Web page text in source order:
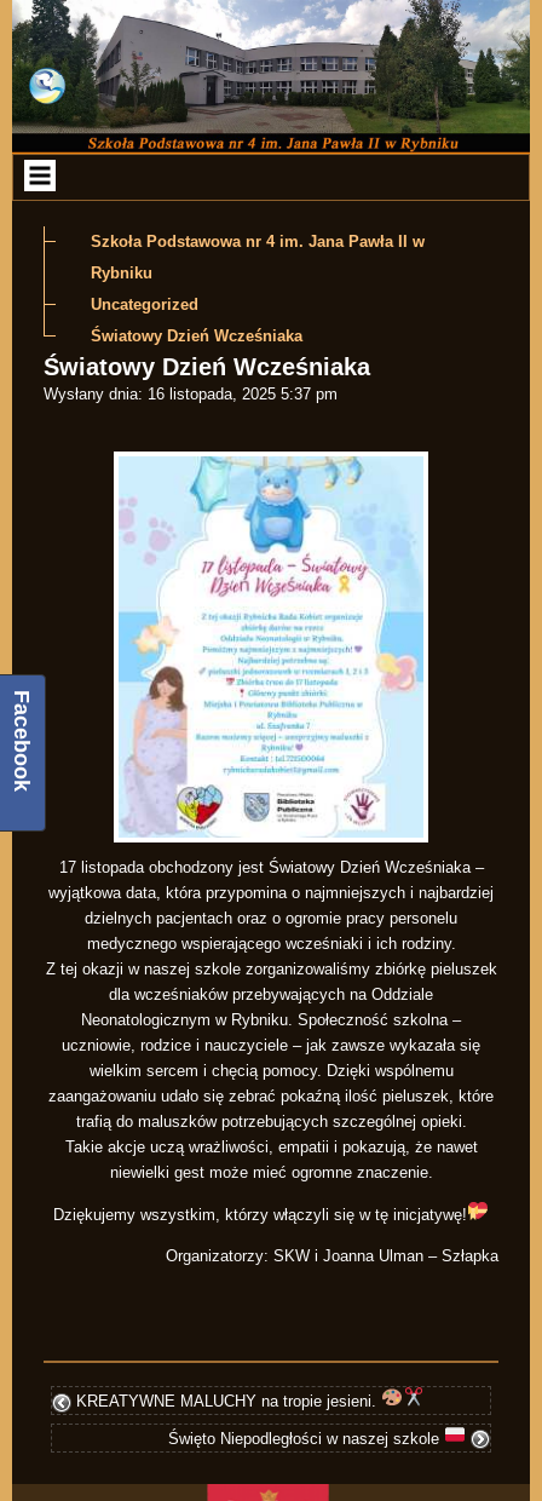
Przejdź do zawartości
Szkoła Podstawowa nr 4 im. Jana Pawła II w
Rybniku
Uncategorized
Światowy Dzień Wcześniaka
Światowy Dzień Wcześniaka
Wysłany dnia: 16 listopada, 2025 5:37 pm
17 listopada obchodzony jest Światowy Dzień Wcześniaka –
wyjątkowa data, która przypomina o najmniejszych i najbardziej
dzielnych pacjentach oraz o ogromie pracy personelu
medycznego wspierającego wcześniaki i ich rodziny.
Z tej okazji w naszej szkole zorganizowaliśmy zbiórkę pieluszek
dla wcześniaków przebywających na Oddziale
Neonatologicznym w Rybniku. Społeczność szkolna –
uczniowie, rodzice i nauczyciele – jak zawsze wykazała się
wielkim sercem i chęcią pomocy. Dzięki wspólnemu
zaangażowaniu udało się zebrać pokaźną ilość pieluszek, które
trafią do maluszków potrzebujących szczególnej opieki.
Takie akcje uczą wrażliwości, empatii i pokazują, że nawet
niewielki gest może mieć ogromne znaczenie.
Dziękujemy wszystkim, którzy włączyli się w tę inicjatywę!
Organizatorzy: SKW i Joanna Ulman – Szłapka
KREATYWNE MALUCHY na tropie jesieni.
Święto Niepodległości w naszej szkole
Facebook